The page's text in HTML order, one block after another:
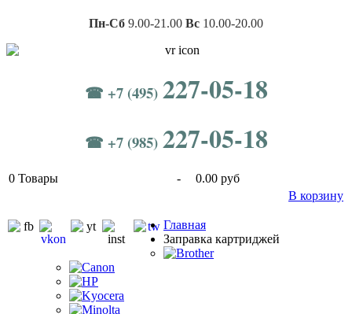
Пн-Сб 9.00-21.00 Вс 10.00-20.00
☎ +7 (495) 227-05-18
☎ +7 (985) 227-05-18
0 Товары -
0.00 руб
В корзину
Главная
Заправка картриджей